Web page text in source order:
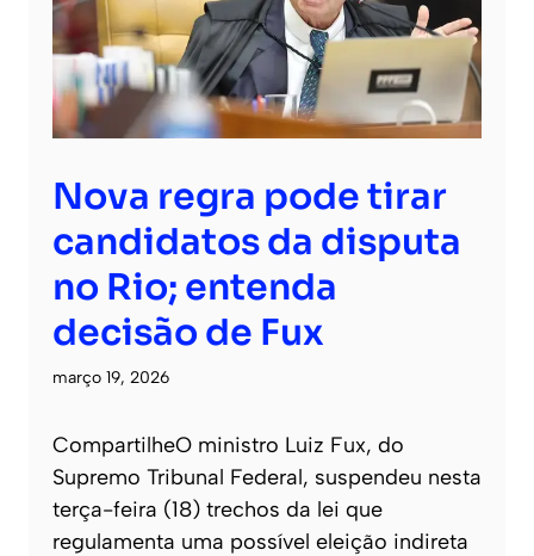
Nova regra pode tirar
candidatos da disputa
no Rio; entenda
decisão de Fux
março 19, 2026
CompartilheO ministro Luiz Fux, do
Supremo Tribunal Federal, suspendeu nesta
terça-feira (18) trechos da lei que
regulamenta uma possível eleição indireta